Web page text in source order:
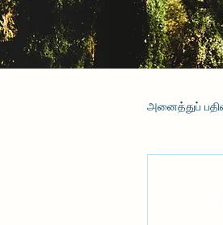
அனைத்துப்